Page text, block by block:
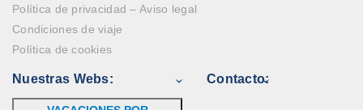
Política de privacidad – Aviso legal
Condiciones de viaje
Política de cookies
Nuestras Webs: Contacto: